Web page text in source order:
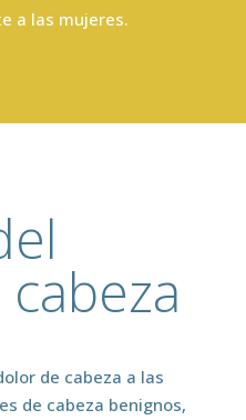
a las mujeres.
de cabeza a las
de cabeza benignos,